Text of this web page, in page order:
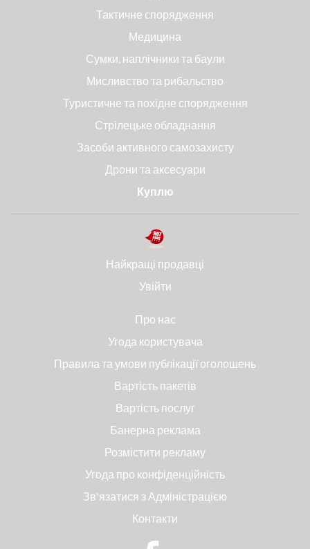
Тактичне спорядження
Медицина
Сумки, наплічники та баули
Мисливство та рибальство
Туристичне та похідне спорядження
Стрілецьке обладнання
Засоби активного самозахисту
Дрони та аксесуари
Куплю
Найкращі продавці
Увійти
Про нас
Угода користувача
Правила та умови публікації оголошень
Вартість пакетів
Вартість послуг
Банерна реклама
Розмістити рекламу
Угода про конфіденційність
Зв'язатися з Адміністрацією
Контакти